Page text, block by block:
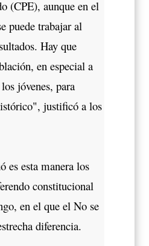
(CPE), aunque en el
puede trabajar al
Hay que
en especial a
jóvenes, para
justificó a los
esta manera los
constitucional
en el que el No se
diferencia.